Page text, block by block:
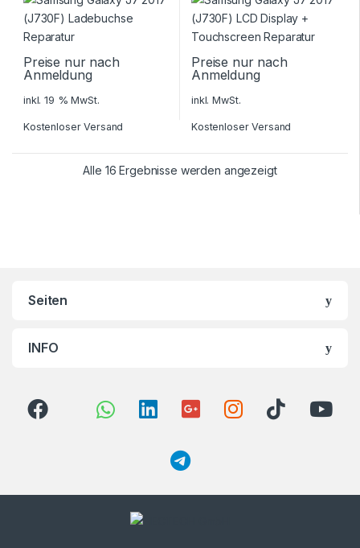
Preise nur nach
Anmeldung
inkl. 19 % MwSt.
Kostenloser Versand
Preise nur nach
Anmeldung
inkl. MwSt.
Kostenloser Versand
Alle 16 Ergebnisse werden angezeigt
Seiten
INFO